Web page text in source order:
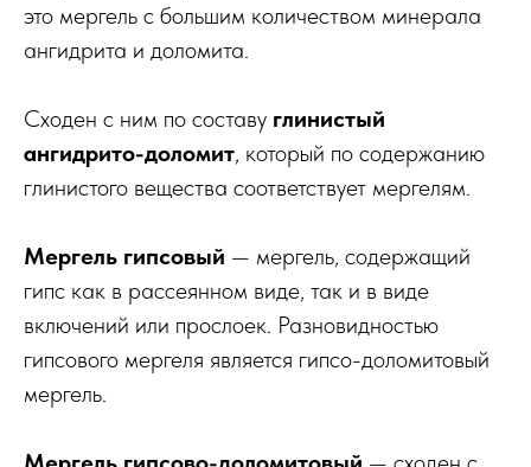
это мергель с большим количеством минерала
ангидрита и доломита.
Сходен с ним по составу глинистый
ангидрито-доломит, который по содержанию
глинистого вещества соответствует мергелям.
Мергель гипсовый — мергель, содержащий
гипс как в рассеянном виде, так и в виде
включений или прослоек. Разновидностью
гипсового мергеля является гипсо-доломитовый
мергель.